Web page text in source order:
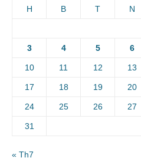
H B T N
3 4 5 6
10 11 12 13
17 18 19 20
24 25 26 27
31
« Th7